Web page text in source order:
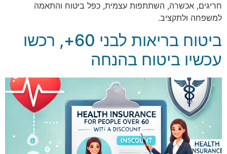
חריגים, אכשרה, השתתפות עצמית, כפל ביטוח והתאמה
למשפחה ולתקציב.
ביטוח בריאות לבני 60+, רכשו
עכשיו ביטוח בהנחה